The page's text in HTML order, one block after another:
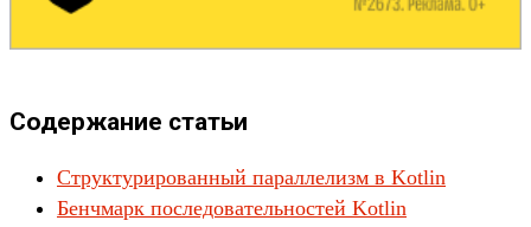
Содержание статьи
Структурированный параллелизм в Kotlin
Бенчмарк последовательностей Kotlin